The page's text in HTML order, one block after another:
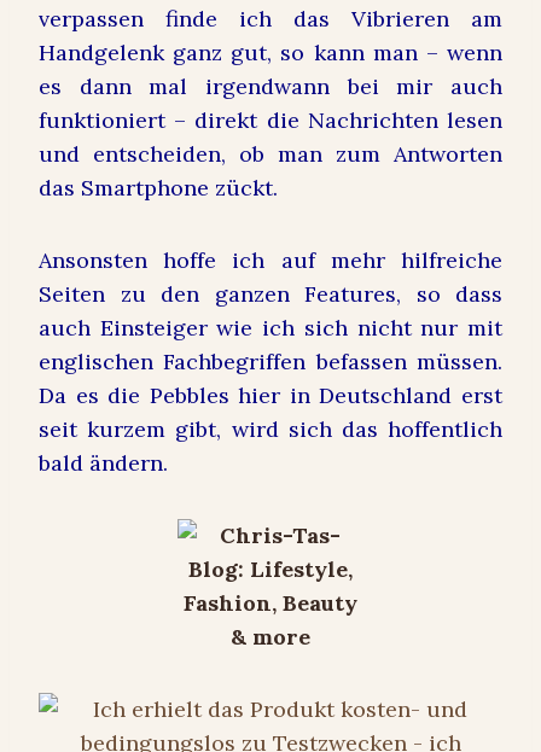
verpassen finde ich das Vibrieren am
Handgelenk ganz gut, so kann man – wenn
es dann mal irgendwann bei mir auch
funktioniert – direkt die Nachrichten lesen
und entscheiden, ob man zum Antworten
das Smartphone zückt.
Ansonsten hoffe ich auf mehr hilfreiche
Seiten zu den ganzen Features, so dass
auch Einsteiger wie ich sich nicht nur mit
englischen Fachbegriffen befassen müssen.
Da es die Pebbles hier in Deutschland erst
seit kurzem gibt, wird sich das hoffentlich
bald ändern.